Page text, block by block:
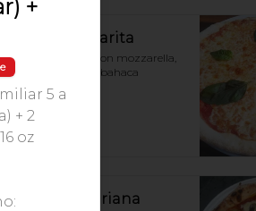
Pizza Margharita
Pizza a la piedra con mozzarella,
salsa de tomate, albahaca
$11.200
Pizza Vegetariana
+
5 a
+ 2
oz